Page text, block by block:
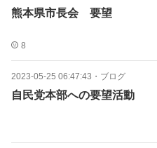
熊本県市長会 要望
8
2023-05-25 06:47:43 ・ ブログ
自民党本部への要望活動